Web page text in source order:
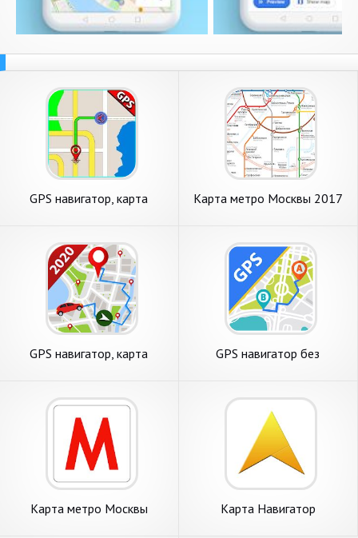
GPS навигатор, карта
Карта метро Москвы 2017
GPS навигатор, карта
GPS навигатор без
Карта метро Москвы Карта Навигатор